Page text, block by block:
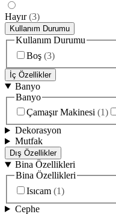
Hayır (3)
Kullanım Durumu
Kullanım Durumu
Boş (3)
İç Özellikler
Banyo
Banyo
Çamaşır Makinesi (1)
Dekorasyon
Mutfak
Dış Özellikler
Bina Özellikleri
Bina Özellikleri
Isıcam (1)
Cephe